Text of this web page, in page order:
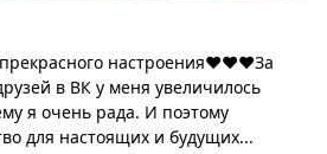
настроения❤️❤️❤️За
в ВК у меня увеличилось
я очень рада. И поэтому
для настоящих и будущих...